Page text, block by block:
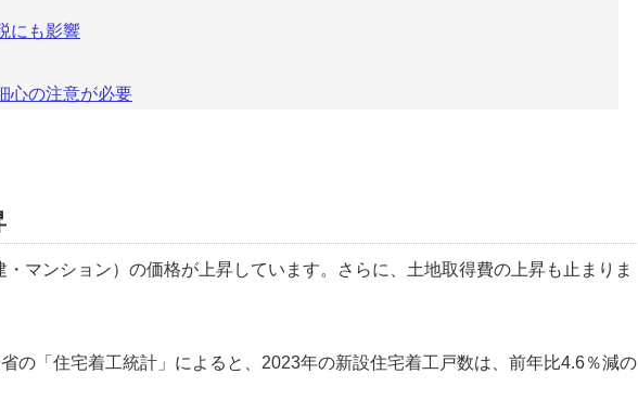
にも影響
心の注意が必要
マンション）の価格が上昇しています。さらに、土地取得費の上昇も止まりま
の 住宅着工統計
によると、2023年の新設住宅着工戸数は、前年比4.6％減の